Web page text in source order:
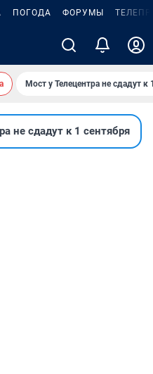
ПОГОДА ФОРУМЫ
Мост у Телецентра не сдадут к
не сдадут к 1 сентября